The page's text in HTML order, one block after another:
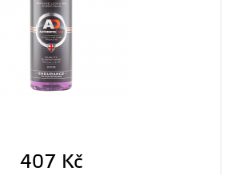
407 Kč